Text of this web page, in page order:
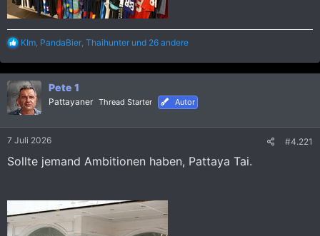
R
a
k
t
i
o
n
KIm PandaBier Thaihunter und 26 andere
Pete 1
Pattayaner Thread Starter Autor
7 Juli 2026 #4.221
Sollte jemand Ambitionen haben, Pattaya Tai.